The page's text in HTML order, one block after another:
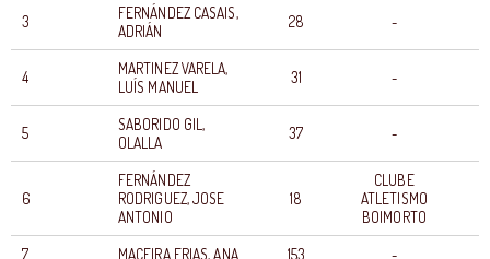
3
FERNÁNDEZ CASAIS,
ADRIÁN
28 -
4
MARTINEZ VARELA,
LUÍS MANUEL
31 -
5
SABORIDO GIL,
OLALLA
37 -
6
FERNÁNDEZ
RODRIGUEZ, JOSE
ANTONIO
18
CLUBE
ATLETISMO
BOIMORTO
7 MACEIRA ERIAS, ANA 153 -